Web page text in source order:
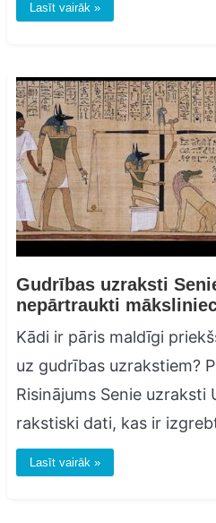
Lasīt vairāk »
Gudrības uzraksti
nepārtraukti
Kādi ir pāris maldīgi
uz gudrības uzrakstiem?
Risinājums Senie uzraksti
rakstiski dati, kas ir
Lasīt vairāk »